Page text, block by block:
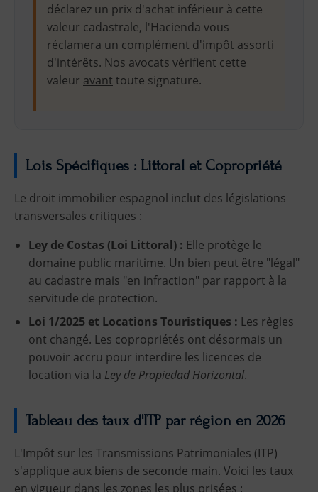
déclarez un prix d'achat inférieur à cette
valeur cadastrale, l'Hacienda vous
réclamera un complément d'impôt assorti
d'intérêts. Nos avocats vérifient cette
valeur avant toute signature.
Lois Spécifiques : Littoral et Copropriété
Le droit immobilier espagnol inclut des législations
transversales critiques :
Ley de Costas (Loi Littoral) : Elle protège le
domaine public maritime. Un bien peut être "légal"
au cadastre mais "en infraction" par rapport à la
servitude de protection.
Loi 1/2025 et Locations Touristiques : Les règles
ont changé. Les copropriétés ont désormais un
pouvoir accru pour interdire les licences de
location via la Ley de Propiedad Horizontal.
Tableau des taux d'ITP par région en 2026
L'Impôt sur les Transmissions Patrimoniales (ITP)
s'applique aux biens de seconde main. Voici les taux
en vigueur dans les zones les plus prisées :